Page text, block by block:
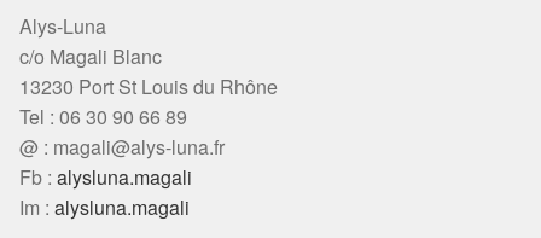
Alys-Luna
c/o Magali Blanc
13230 Port St Louis du Rhône
Tel : 06 30 90 66 89
@ : magali@alys-luna.fr
Fb : alysluna.magali
Im : alysluna.magali